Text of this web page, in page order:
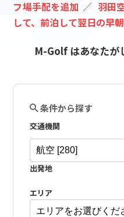
条件から探す
交通機関
出発地
エリア
フ場手配を追加
羽田
して、前泊して翌日の早
M-Golf はあなたが